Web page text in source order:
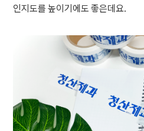
인지도를 높이기에도 좋은데요.